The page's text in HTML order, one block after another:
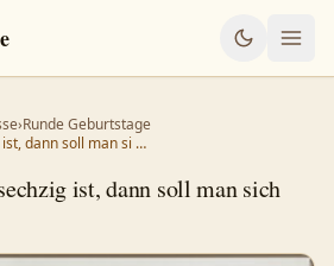
›Runde Geburtstage
dann soll man si …
ist, dann soll man sich